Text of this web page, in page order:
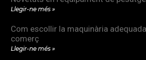
Llegir-ne més »
Com escollir la maquinària
comerç
Llegir-ne més »